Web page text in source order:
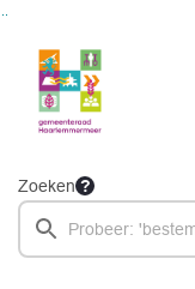
Zoeken